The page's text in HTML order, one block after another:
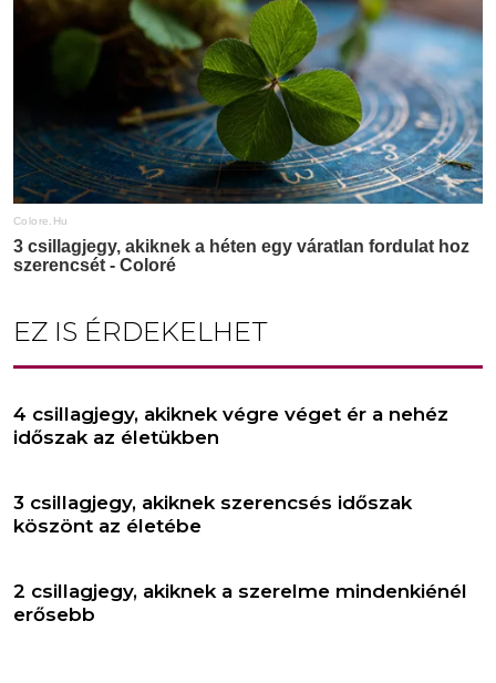
EZ IS ÉRDEKELHET
4 csillagjegy, akiknek végre véget ér a nehéz
időszak az életükben
3 csillagjegy, akiknek szerencsés időszak
köszönt az életébe
2 csillagjegy, akiknek a szerelme mindenkiénél
erősebb